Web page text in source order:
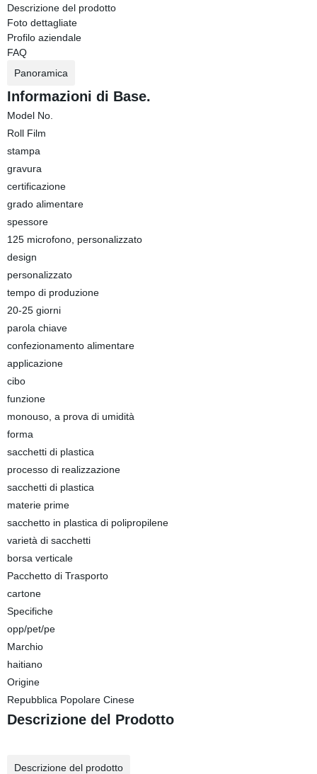
Descrizione del prodotto
Foto dettagliate
Profilo aziendale
FAQ
Panoramica
Informazioni di Base.
Model No.
Roll Film
stampa
gravura
certificazione
grado alimentare
spessore
125 microfono, personalizzato
design
personalizzato
tempo di produzione
20-25 giorni
parola chiave
confezionamento alimentare
applicazione
cibo
funzione
monouso, a prova di umidità
forma
sacchetti di plastica
processo di realizzazione
sacchetti di plastica
materie prime
sacchetto in plastica di polipropilene
varietà di sacchetti
borsa verticale
Pacchetto di Trasporto
cartone
Specifiche
opp/pet/pe
Marchio
haitiano
Origine
Repubblica Popolare Cinese
Descrizione del Prodotto
Descrizione del prodotto